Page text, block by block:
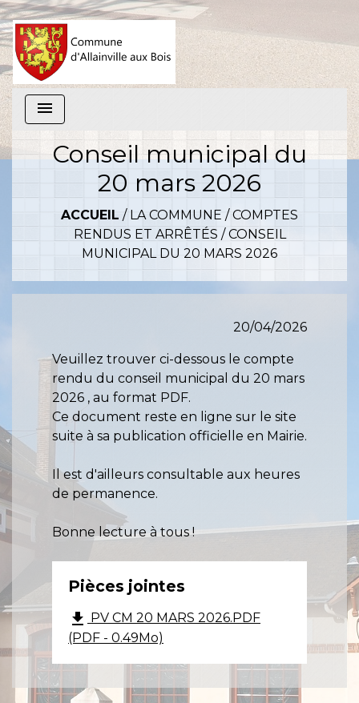
menu
Conseil municipal du
20 mars 2026
ACCUEIL / LA COMMUNE /COMPTES
RENDUS ET ARRÊTÉS /CONSEIL
MUNICIPAL DU 20 MARS 2026
20/04/2026
Veuillez trouver ci-dessous le compte
rendu du conseil municipal du 20 mars
2026 , au format PDF.
Ce document reste en ligne sur le site
suite à sa publication officielle en Mairie.
Il est d'ailleurs consultable aux heures
de permanence.
Bonne lecture à tous !
Pièces jointes
file_download PV CM 20 MARS 2026.PDF
(PDF - 0.49Mo)